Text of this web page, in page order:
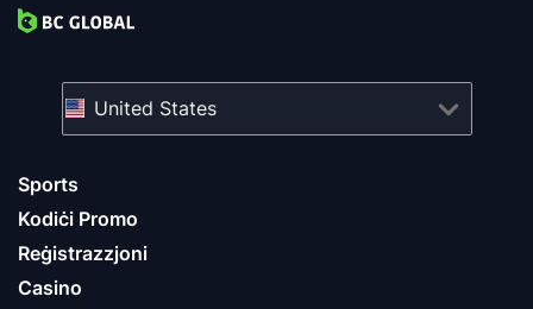
Sports
Kodiċi Promo
Reġistrazzjoni
Casino
United States